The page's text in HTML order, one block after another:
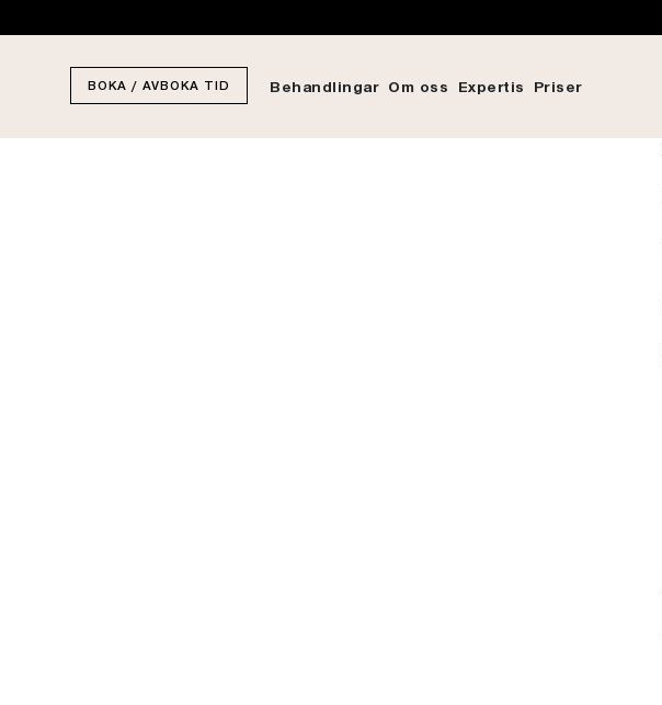
BOKA / AVBOKA TID Behandlingar Om oss Expertis Priser